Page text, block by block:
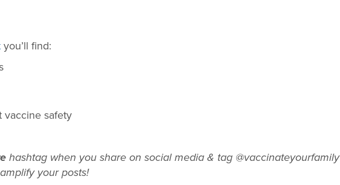
you’ll find:
vaccine safety
hashtag when you share on social media & tag @vaccinateyourfamily
your posts!